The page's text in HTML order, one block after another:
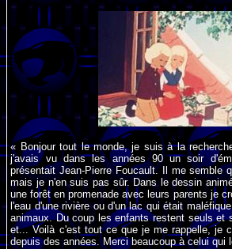
« Bonjour tout le monde, je suis à la
j'avais vu dans les années 90 un soir
présentait Jean-Pierre Foucault. Il me semble
mais je n'en suis pas sûr. Dans le dessin
une forêt en promenade avec leurs parents je
l'eau d'une rivière ou d'un lac qui était
animaux. Du coup les enfants restent seuls et
et... Voilà c'est tout ce que je me rappelle, je
depuis des années. Merci beaucoup à celui qui